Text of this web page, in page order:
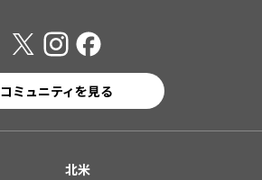
コミュニティを見る
北米